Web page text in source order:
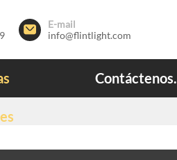

E-mail
info@flintlight.com
Contáctenos.